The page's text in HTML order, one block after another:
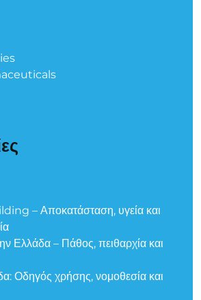
– Αποκατάσταση, υγεία και
– Πάθος, πειθαρχία και
Οδηγός χρήσης, νομοθεσία και